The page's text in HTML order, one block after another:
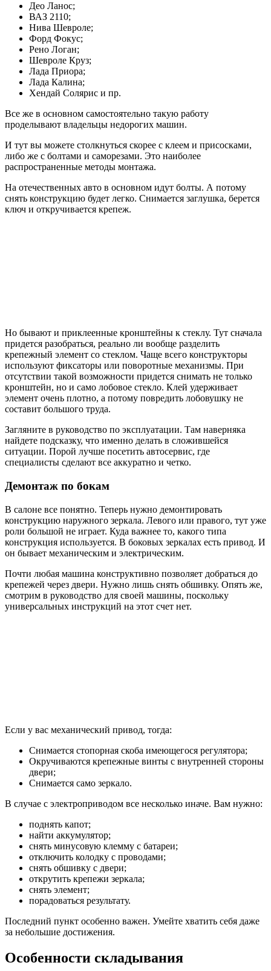
Део Ланос;
ВАЗ 2110;
Нива Шевроле;
Форд Фокус;
Рено Логан;
Шевроле Круз;
Лада Приора;
Лада Калина;
Хендай Солярис и пр.
Все же в основном самостоятельно такую работу
проделывают владельцы недорогих машин.
И тут вы можете столкнуться скорее с клеем и присосками,
либо же с болтами и саморезами. Это наиболее
распространенные методы монтажа.
На отечественных авто в основном идут болты. А потому
снять конструкцию будет легко. Снимается заглушка, берется
ключ и откручивается крепеж.
Но бывают и приклеенные кронштейны к стеклу. Тут сначала
придется разобраться, реально ли вообще разделить
крепежный элемент со стеклом. Чаще всего конструкторы
используют фиксаторы или поворотные механизмы. При
отсутствии такой возможности придется снимать не только
кронштейн, но и само лобовое стекло. Клей удерживает
элемент очень плотно, а потому повредить лобовушку не
составит большого труда.
Загляните в руководство по эксплуатации. Там наверняка
найдете подсказку, что именно делать в сложившейся
ситуации. Порой лучше посетить автосервис, где
специалисты сделают все аккуратно и четко.
Демонтаж по бокам
В салоне все понятно. Теперь нужно демонтировать
конструкцию наружного зеркала. Левого или правого, тут уже
роли большой не играет. Куда важнее то, какого типа
конструкция используется. В боковых зеркалах есть привод. И
он бывает механическим и электрическим.
Почти любая машина конструктивно позволяет добраться до
крепежей через двери. Нужно лишь снять обшивку. Опять же,
смотрим в руководство для своей машины, поскольку
универсальных инструкций на этот счет нет.
Если у вас механический привод, тогда:
Снимается стопорная скоба имеющегося регулятора;
Окручиваются крепежные винты с внутренней стороны
двери;
Снимается само зеркало.
В случае с электроприводом все несколько иначе. Вам нужно:
поднять капот;
найти аккумулятор;
снять минусовую клемму с батареи;
отключить колодку с проводами;
снять обшивку с двери;
открутить крепежи зеркала;
снять элемент;
порадоваться результату.
Последний пункт особенно важен. Умейте хватить себя даже
за небольшие достижения.
Особенности складывания